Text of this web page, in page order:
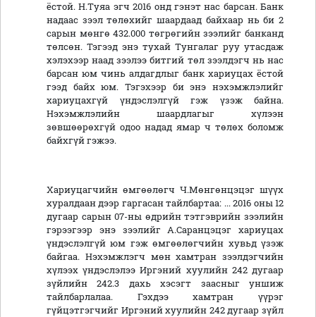
ёстой. Н.Туяа эгч 2016 онд гэнэт нас барсан. Банк
надаас зээл төлөхийг шаардаад байхаар нь би 2
сарын мөнгө 432.000 төгрөгийн зээлийг банканд
төлсөн. Тэгээд энэ тухай Тунгалаг руу утасдаж
хэлэхээр наад зээлээ битгий төл зээлдэгч нь нас
барсан юм чинь алдагдлыг банк хариуцах ёстой
гээд байх юм. Тэгэхээр би энэ нэхэмжлэлийг
хариуцахгүй үндэслэлгүй гэж үзэж байна.
Нэхэмжлэлийн шаардлагыг хүлээн
зөвшөөрөхгүй одоо надад ямар ч төлөх боломж
байхгүй гэжээ.
Хариуцагчийн өмгөөлөгч Ч.Мөнгөнцэцэг шүүх
хуралдаан дээр гаргасан тайлбартаа: ... 2016 оны 12
дугаар сарын 07-ны өдрийн тэтгэврийн зээлийн
гэрээгээр энэ зээлийг А.Саранцэцэг хариуцах
үндэслэлгүй юм гэж өмгөөлөгчийн хувьд үзэж
байгаа. Нэхэмжлэгч мөн хамтран зээлдэгчийн
хүлээх үндэслэлээ Иргэний хуулийн 242 дугаар
зүйлийн 242.3 дахь хэсэгт заасныг уншиж
тайлбарлалаа. Гэхдээ хамтран үүрэг
гүйцэтгэгчийг Иргэний хуулийн 242 дугаар зүйл